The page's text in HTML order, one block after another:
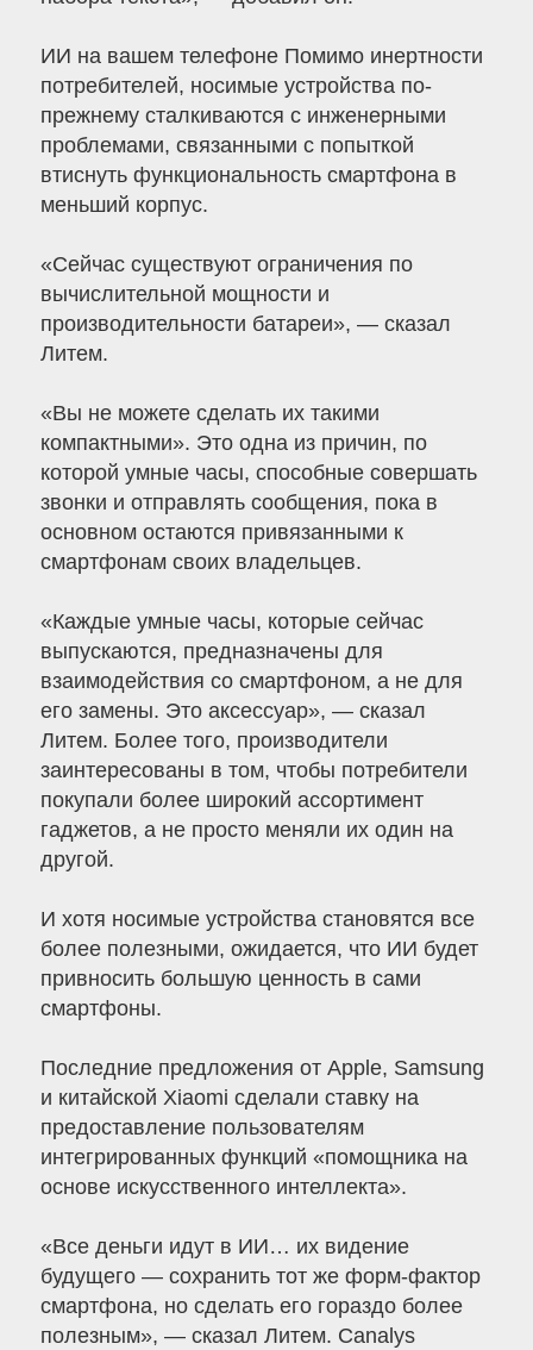
ИИ на вашем телефоне Помимо инертности
потребителей, носимые устройства по-
прежнему сталкиваются с инженерными
проблемами, связанными с попыткой
втиснуть функциональность смартфона в
меньший корпус.
«Сейчас существуют ограничения по
вычислительной мощности и
производительности батареи», — сказал
Литем.
«Вы не можете сделать их такими
компактными». Это одна из причин, по
которой умные часы, способные совершать
звонки и отправлять сообщения, пока в
основном остаются привязанными к
смартфонам своих владельцев.
«Каждые умные часы, которые сейчас
выпускаются, предназначены для
взаимодействия со смартфоном, а не для
его замены. Это аксессуар», — сказал
Литем. Более того, производители
заинтересованы в том, чтобы потребители
покупали более широкий ассортимент
гаджетов, а не просто меняли их один на
другой.
И хотя носимые устройства становятся все
более полезными, ожидается, что ИИ будет
привносить большую ценность в сами
смартфоны.
Последние предложения от Apple, Samsung
и китайской Xiaomi сделали ставку на
предоставление пользователям
интегрированных функций «помощника на
основе искусственного интеллекта».
«Все деньги идут в ИИ… их видение
будущего — сохранить тот же форм-фактор
смартфона, но сделать его гораздо более
полезным», — сказал Литем. Canalys